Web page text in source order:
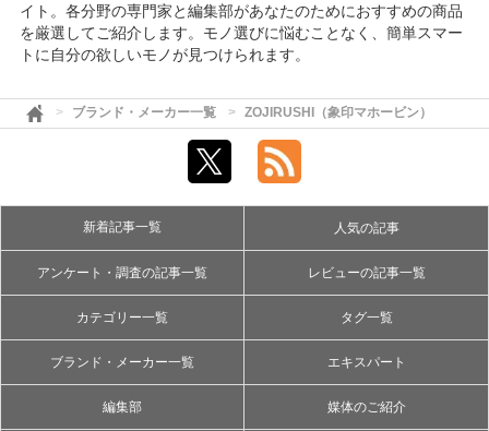
イト。各分野の専門家と編集部があなたのためにおすすめの商品
を厳選してご紹介します。モノ選びに悩むことなく、簡単スマー
トに自分の欲しいモノが見つけられます。
ブランド・メーカー一覧 ZOJIRUSHI（象印マホービン）
新着記事一覧 人気の記事
アンケート・調査の記事一覧 レビューの記事一覧
カテゴリー一覧 タグ一覧
ブランド・メーカー一覧 エキスパート
編集部 媒体のご紹介